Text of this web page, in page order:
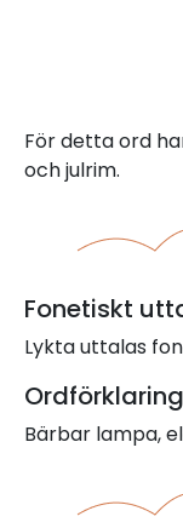
För detta ord
och julrim.
Fonetiskt
Lykta uttalas
Bärbar lampa,